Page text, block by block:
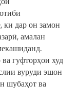
ки дар он замон
амалан
гуфторҳои худ
вуруди эшон
шубаҳот ва